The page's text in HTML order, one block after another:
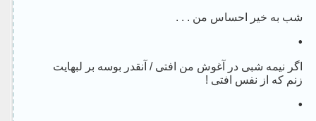
شب به خیر احساس من . . .
•
اگر نیمه شبی در آغوش من افتی / آنقدر بوسه بر لبهایت
زنم که از نفس افتی !
•